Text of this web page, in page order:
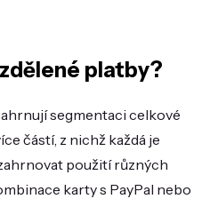
platby?
segmentaci celkové
částí, z nichž každá je
použití různých
karty s PayPal nebo